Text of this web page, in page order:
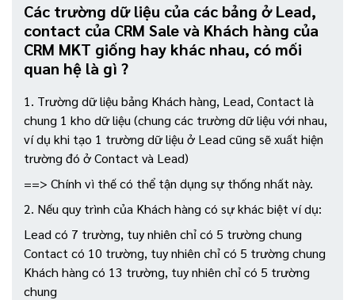
Các trường dữ liệu của các bảng ở Lead,
contact của CRM Sale và Khách hàng của
CRM MKT giống hay khác nhau, có mối
quan hệ là gì ?
1. Trường dữ liệu bảng Khách hàng, Lead, Contact là
chung 1 kho dữ liệu (chung các trường dữ liệu với nhau,
ví dụ khi tạo 1 trường dữ liệu ở Lead cũng sẽ xuất hiện
trường đó ở Contact và Lead)
==> Chính vì thế có thể tận dụng sự thống nhất này.
2. Nếu quy trình của Khách hàng có sự khác biệt ví dụ:
Lead có 7 trường, tuy nhiên chỉ có 5 trường chung
Contact có 10 trường, tuy nhiên chỉ có 5 trường chung
Khách hàng có 13 trường, tuy nhiên chỉ có 5 trường
chung